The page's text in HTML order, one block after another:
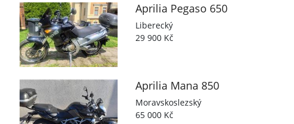
Aprilia Pegaso 650
Liberecký
29 900 Kč
Aprilia Mana 850
Moravskoslezský
65 000 Kč